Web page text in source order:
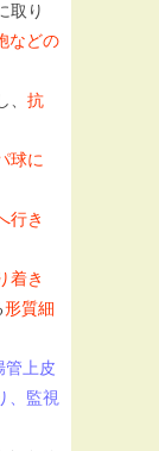
取り
などの
抗
球に
行き
着き
形質細
管上皮
、監視